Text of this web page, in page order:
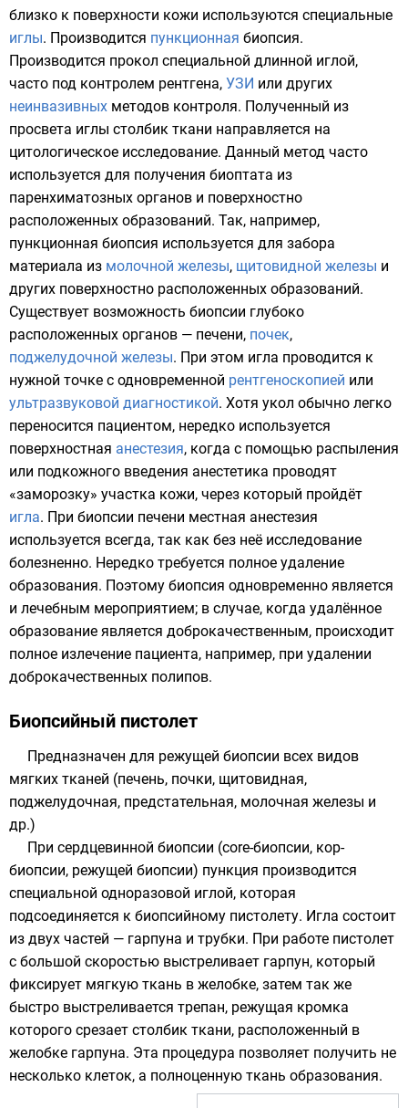
близко к поверхности кожи используются специальные
иглы. Производится пункционная биопсия.
Производится прокол специальной длинной иглой,
часто под контролем рентгена, УЗИ или других
неинвазивных методов контроля. Полученный из
просвета иглы столбик ткани направляется на
цитологическое исследование. Данный метод часто
используется для получения биоптата из
паренхиматозных органов и поверхностно
расположенных образований. Так, например,
пункционная биопсия используется для забора
материала из молочной железы, щитовидной железы и
других поверхностно расположенных образований.
Существует возможность биопсии глубоко
расположенных органов — печени, почек,
поджелудочной железы. При этом игла проводится к
нужной точке с одновременной рентгеноскопией или
ультразвуковой диагностикой. Хотя укол обычно легко
переносится пациентом, нередко используется
поверхностная анестезия, когда с помощью распыления
или подкожного введения анестетика проводят
«заморозку» участка кожи, через который пройдёт
игла. При биопсии печени местная анестезия
используется всегда, так как без неё исследование
болезненно. Нередко требуется полное удаление
образования. Поэтому биопсия одновременно является
и лечебным мероприятием; в случае, когда удалённое
образование является доброкачественным, происходит
полное излечение пациента, например, при удалении
доброкачественных полипов.
Биопсийный пистолет
Предназначен для режущей биопсии всех видов
мягких тканей (печень, почки, щитовидная,
поджелудочная, предстательная, молочная железы и
др.)
При сердцевинной биопсии (core-биопсии, кор-
биопсии, режущей биопсии) пункция производится
специальной одноразовой иглой, которая
подсоединяется к биопсийному пистолету. Игла состоит
из двух частей — гарпуна и трубки. При работе пистолет
с большой скоростью выстреливает гарпун, который
фиксирует мягкую ткань в желобке, затем так же
быстро выстреливается трепан, режущая кромка
которого срезает столбик ткани, расположенный в
желобке гарпуна. Эта процедура позволяет получить не
несколько клеток, а полноценную ткань образования.